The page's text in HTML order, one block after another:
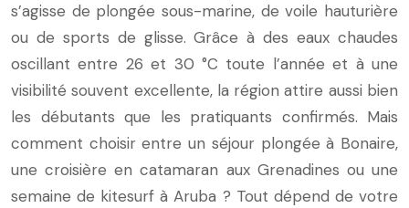
s’agisse de plongée sous-marine, de voile hauturière
ou de sports de glisse. Grâce à des eaux chaudes
oscillant entre 26 et 30 °C toute l’année et à une
visibilité souvent excellente, la région attire aussi bien
les débutants que les pratiquants confirmés. Mais
comment choisir entre un séjour plongée à Bonaire,
une croisière en catamaran aux Grenadines ou une
semaine de kitesurf à Aruba ? Tout dépend de votre